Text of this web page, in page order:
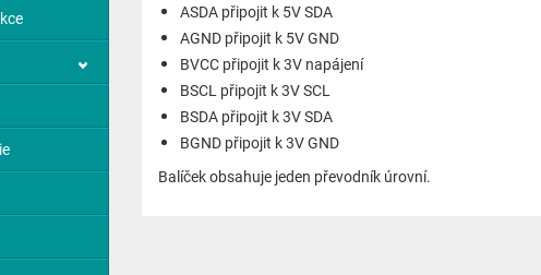
ASDA připojit k 5V SDA
AGND připojit k 5V GND
BVCC připojit k 3V napájení
BSCL připojit k 3V SCL
BSDA připojit k 3V SDA
BGND připojit k 3V GND
Balíček obsahuje jeden převodník úrovní.